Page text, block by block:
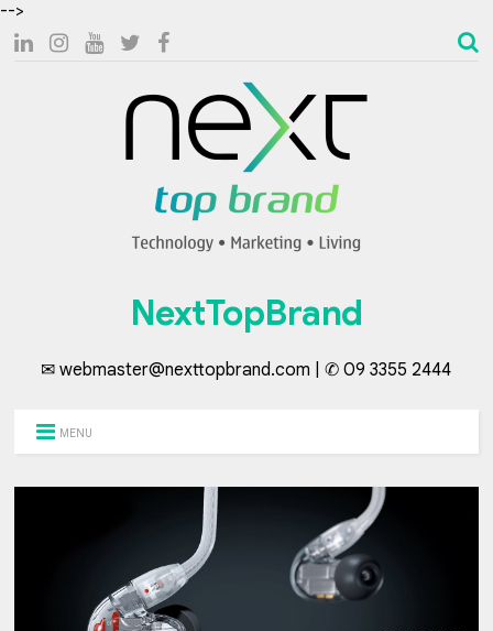
-->
NextTopBrand
✉ webmaster@nexttopbrand.com | ✆ 09 3355 2444
MENU